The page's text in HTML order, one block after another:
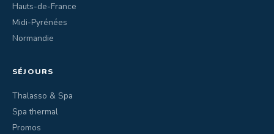
Hauts-de-France
Midi-Pyrénées
Normandie
SÉJOURS
Thalasso & Spa
Spa thermal
Promos